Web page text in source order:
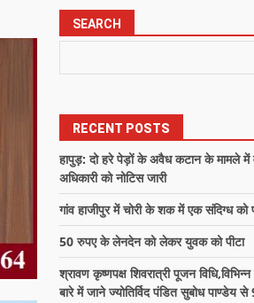
SEARCH
RECENT POSTS
हापुड़: दो हरे पेड़ों के अवैध कटान के मामले में
अधिकारी को नोटिस जारी
गांव हाजीपुर में चोरी के शक में एक संदिग्ध को
50 रुपए के लेनदेन को लेकर युवक को पीटा
श्रावण कृष्णपक्ष शिवरात्री पूजन
बारे में जाने ज्योतिर्विद पंडित सुबोध पाण्डेय